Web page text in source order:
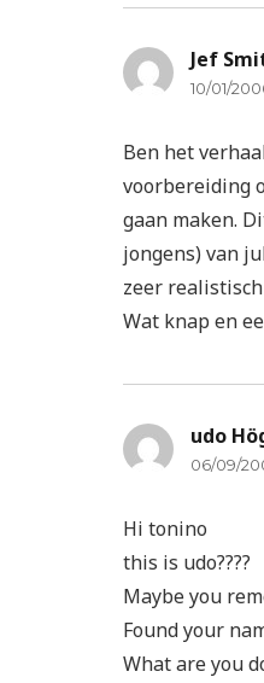
Jef
10/01/
Ben het
voorbereiding
gaan maken.
jongens) van
zeer
Wat knap en
udo
06/09/
Hi tonino
this is udo????
Maybe you
Found your
What are you